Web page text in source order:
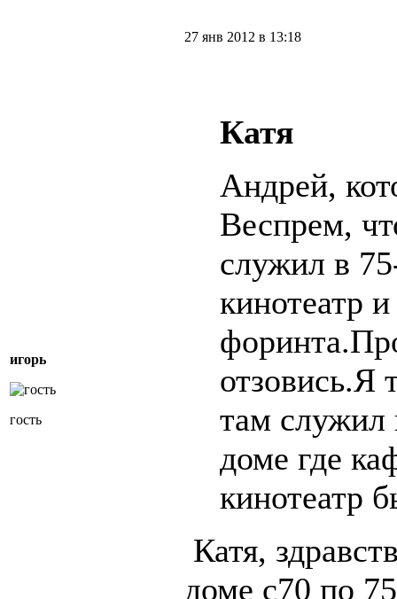
игорь
гость
27 янв 2012 в 13:18
Катя
Андрей,
Веспрем,
служил в
кинотеатр
отзовись.Я
там служил
доме где
кинотеатр
Катя,
доме с70 по